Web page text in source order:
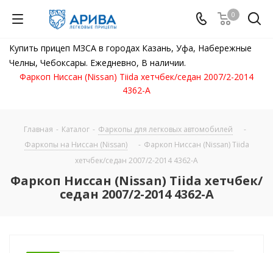
0
Купить прицеп МЗСА в городах Казань, Уфа, Набережные
Челны, Чебоксары. Ежедневно, В наличии.
Фаркоп Ниссан (Nissan) Tiida хетчбек/седан 2007/2-2014
4362-A
Главная - Каталог - Фаркопы для легковых автомобилей
-
Фаркопы на Ниссан (Nissan)
- Фаркоп Ниссан (Nissan) Tiida
хетчбек/седан 2007/2-2014 4362-A
Фаркоп Ниссан (Nissan) Tiida хетчбек/
седан 2007/2-2014 4362-A